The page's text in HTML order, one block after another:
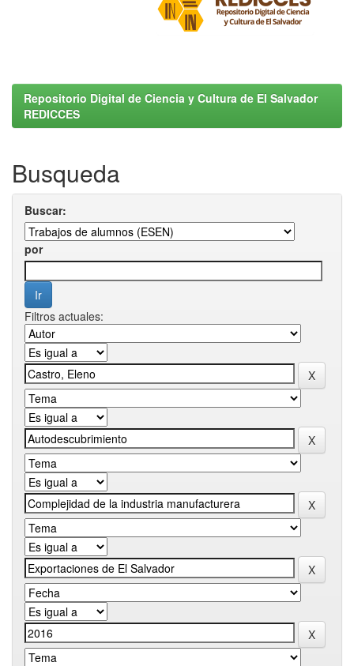
Repositorio Digital de Ciencia y Cultura de El Salvador
REDICCES
Busqueda
Buscar:
por
Filtros actuales: